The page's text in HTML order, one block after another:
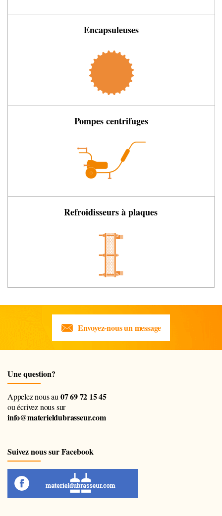
Encapsuleuses
Pompes centrifuges
Refroidisseurs à plaques
Envoyez-nous un message
Une question?
Appelez nous au 07 69 72 15 45
ou écrivez nous sur
info@materieldubrasseur.com
Suivez nous sur Facebook